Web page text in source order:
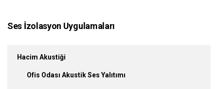
Ses İzolasyon Uygulamaları
Hacim Akustiği
Ofis Odası Akustik Ses Yalıtımı